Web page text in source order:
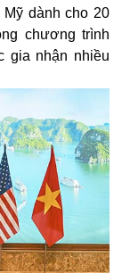
dành cho 20
chương trình
gia nhận nhiều